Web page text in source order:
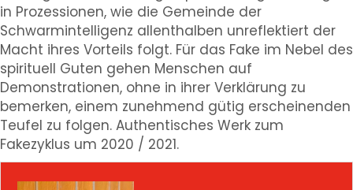
in Prozessionen, wie die Gemeinde der
Schwarmintelligenz allenthalben unreflektiert der
Macht ihres Vorteils folgt. Für das Fake im Nebel des
spirituell Guten gehen Menschen auf
Demonstrationen, ohne in ihrer Verklärung zu
bemerken, einem zunehmend gütig erscheinenden
Teufel zu folgen. Authentisches Werk zum
Fakezyklus um 2020 / 2021.